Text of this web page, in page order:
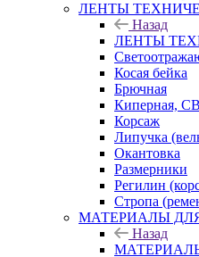
ЛЕНТЫ
Назад
ЛЕНТЫ
Косая бейка
Брючная
Киперная,
Корсаж
Липучка
Окантовка
Размерники
Регилин
Стропа
МАТЕРИАЛЫ
Назад